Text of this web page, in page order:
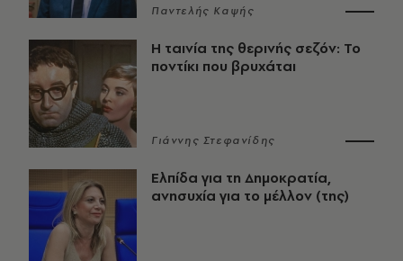
Παντελής Καψής
Η ταινία της θερινής σεζόν: Το
ποντίκι που βρυχάται
Γιάννης Στεφανίδης
Ελπίδα για τη Δημοκρατία,
ανησυχία για το μέλλον (της)